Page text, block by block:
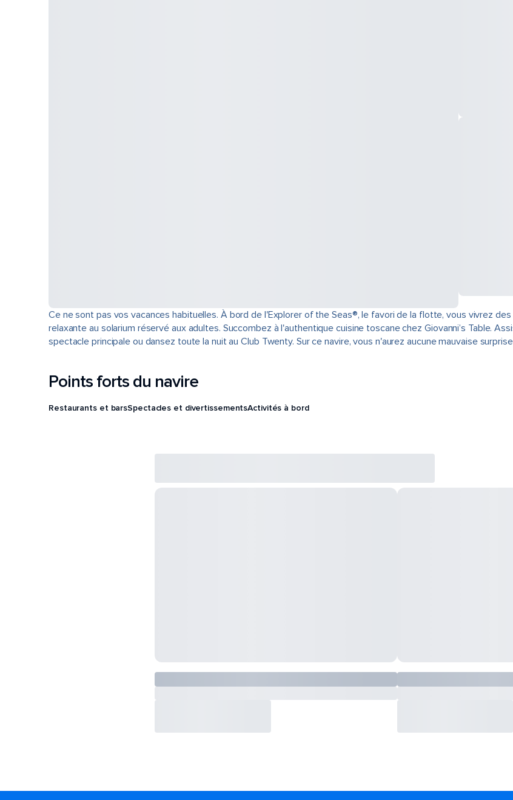
Ce ne sont pas vos vacances habituelles. À bord de l'Explorer of the Seas®, le favori de la flotte, vous vivrez
relaxante au solarium réservé aux adultes. Succombez à l'authentique cuisine toscane chez Giovanni’s Table.
spectacle principale ou dansez toute la nuit au Club Twenty. Sur ce navire, vous n'aurez aucune mauvaise
Points forts du navire
Restaurants et barsSpectacles et divertissementsActivités à bord